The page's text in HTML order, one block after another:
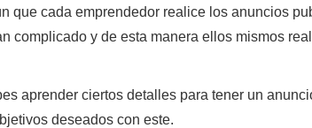
que cada emprendedor realice los anuncios
complicado y de esta manera ellos mismos
aprender ciertos detalles para tener un
deseados con este.